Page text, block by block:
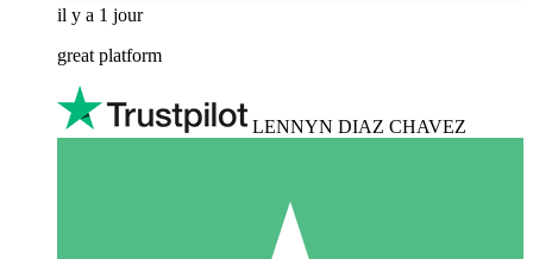
il y a 1 jour
great platform
LENNYN DIAZ CHAVEZ